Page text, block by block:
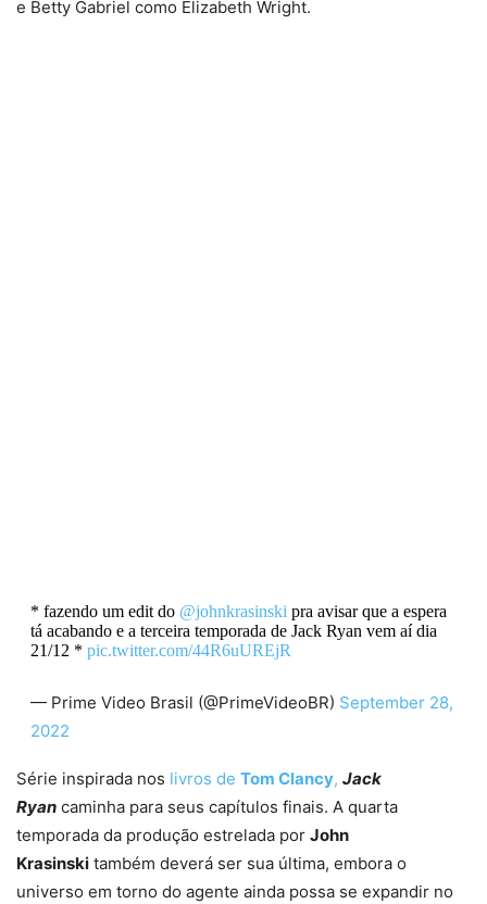
e Betty Gabriel como Elizabeth Wright.
* fazendo um edit do @johnkrasinskipra avisar que a espera
tá acabando e a terceira temporada de Jack Ryan vem aí dia
21/12 * pic.twitter.com/44R6uUREjR
— Prime Video Brasil (@PrimeVideoBR) September 28,
2022
Série inspirada nos livros de Tom Clancy, Jack
Ryan caminha para seus capítulos finais. A quarta
temporada da produção estrelada por John
Krasinski também deverá ser sua última, embora o
universo em torno do agente ainda possa se expandir no